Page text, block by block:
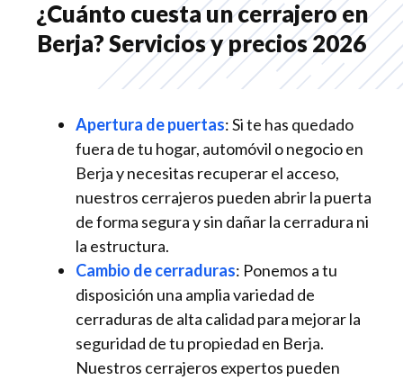
¿Cuánto cuesta un cerrajero en
Berja? Servicios y precios 2026
Apertura de puertas: Si te has quedado
fuera de tu hogar, automóvil o negocio en
Berja y necesitas recuperar el acceso,
nuestros cerrajeros pueden abrir la puerta
de forma segura y sin dañar la cerradura ni
la estructura.
Cambio de cerraduras: Ponemos a tu
disposición una amplia variedad de
cerraduras de alta calidad para mejorar la
seguridad de tu propiedad en Berja.
Nuestros cerrajeros expertos pueden